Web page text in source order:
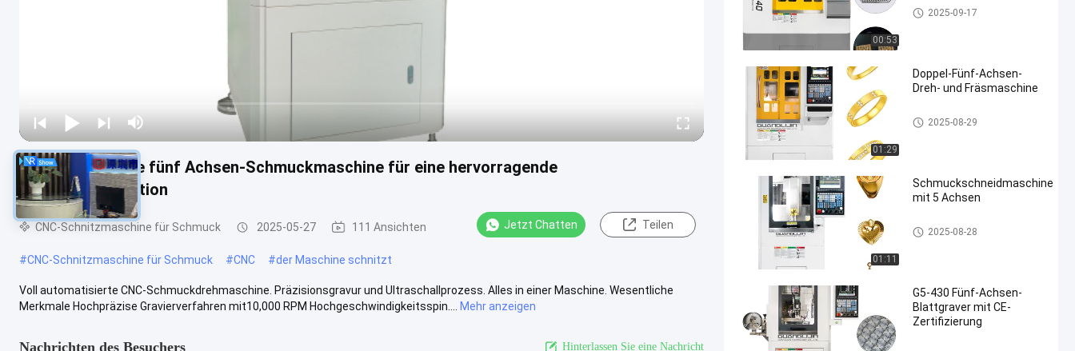
Upgrade auf eine fünf Achsen-Schmuckmaschine für eine hervorragende
Schmuckproduktion
CNC-Schnitzmaschine für Schmuck 2025-05-27 111 Ansichten Jetzt Chatten Teilen
#CNC-Schnitzmaschine für Schmuck #CNC #der Maschine schnitzt
Voll automatisierte CNC-Schmuckdrehmaschine. Präzisionsgravur und Ultraschallprozess. Alles in einer Maschine. Wesentliche
Merkmale Hochpräzise Gravierverfahren mit10,000 RPM Hochgeschwindigkeitsspin....
Mehr anzeigen
Nachrichten des Besuchers Hinterlassen Sie eine Nachricht
00:53
Five Axis Industrial CNC Machi
ne
2025-09-17
01:29
Doppel-Fünf-Achsen-
Dreh- und Fräsmaschine
Five Axis Jewelry Carving Mac
hine
2025-08-29
01:11
Schmuckschneidmaschine
mit 5 Achsen
Five Axis Jewelry Carving Machi
ne
2025-08-28
G5-430 Fünf-Achsen-
Blattgraver mit CE-
Zertifizierung